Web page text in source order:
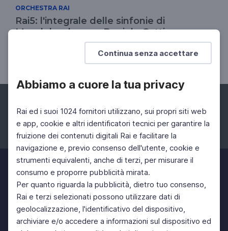
Continua senza accettare
Abbiamo a cuore la tua privacy
Rai ed i suoi 1024 fornitori utilizzano, sui propri siti web
e app, cookie e altri identificatori tecnici per garantire la
fruizione dei contenuti digitali Rai e facilitare la
navigazione e, previo consenso dell'utente, cookie e
strumenti equivalenti, anche di terzi, per misurare il
consumo e proporre pubblicità mirata.
Per quanto riguarda la pubblicità, dietro tuo consenso,
Rai e terzi selezionati possono utilizzare dati di
geolocalizzazione, l'identificativo del dispositivo,
archiviare e/o accedere a informazioni sul dispositivo ed
ORCHESTRA RAI
Rai5: l'integrale delle sinfonie di
Mendelssohn con Daniele Gatti
I concerti in prima visione tv il 14, 21 e 28 aprile
Facebook Instagram Twitter